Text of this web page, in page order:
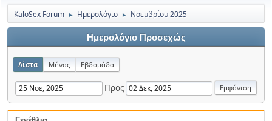
KaloSex Forum ► Ημερολόγιο ► Νοεμβρίου 2025
Ημερολόγιο Προσεχώς
Λίστα Μήνας Εβδομάδα
Προς